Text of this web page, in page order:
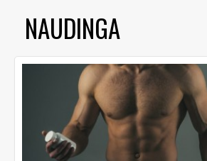
NAUDINGA